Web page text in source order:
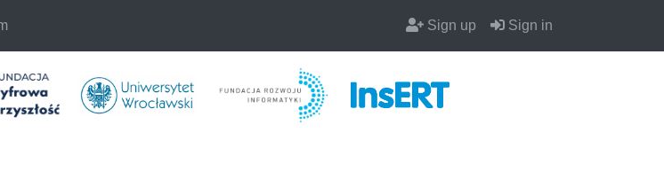
Sign up Sign in